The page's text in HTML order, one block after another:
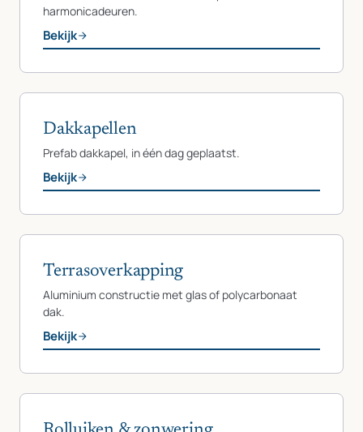
harmonicadeuren.
Bekijk
Dakkapellen
Prefab dakkapel, in één dag geplaatst.
Bekijk
Terrasoverkapping
Aluminium constructie met glas of polycarbonaat
dak.
Bekijk